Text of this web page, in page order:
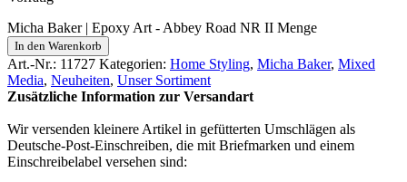
Micha Baker | Epoxy Art - Abbey Road NR II Menge
In den Warenkorb
Art.-Nr.: 11727 Kategorien: Home Styling, Micha Baker, Mixed
Media, Neuheiten, Unser Sortiment
Zusätzliche Information zur Versandart
Wir versenden kleinere Artikel in gefütterten Umschlägen als
Deutsche-Post-Einschreiben, die mit Briefmarken und einem
Einschreibelabel versehen sind: